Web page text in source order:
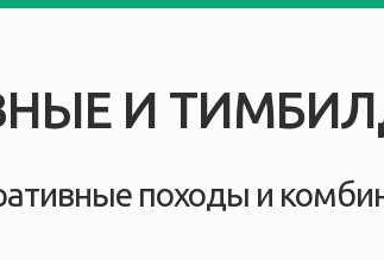
И
походы и